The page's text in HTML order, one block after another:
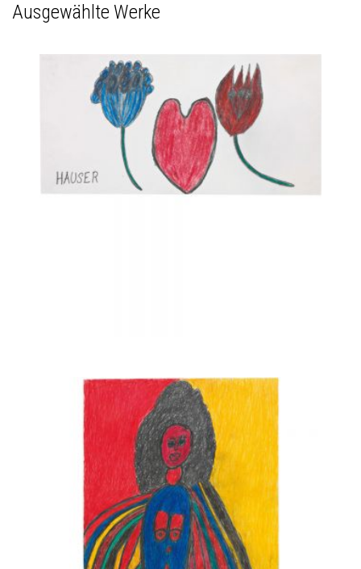
Ausgewählte Werke